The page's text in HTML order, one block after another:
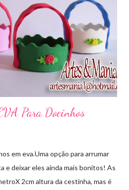
Para Docinhos
em eva.Uma opção para arrumar
e deixar eles ainda mais bonitos! As
2cm altura da cestinha, mas é